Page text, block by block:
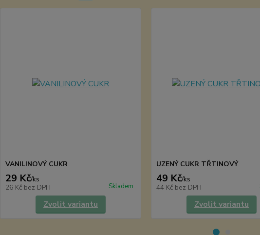
VANILINOVÝ CUKR
29 Kč/ks
26 Kč bez DPH Skladem
Zvolit variantu
UZENÝ CUKR TŘTINOVÝ
49 Kč/ks
44 Kč bez DPH
Zvolit variantu